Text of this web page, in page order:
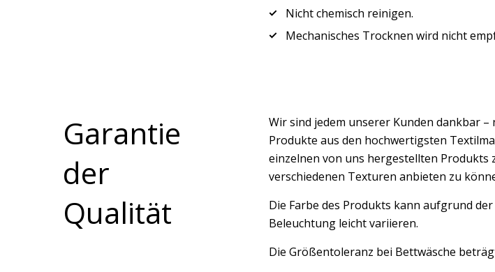
Nicht chemisch reinigen.
Mechanisches Trocknen wird nicht
Garantie
der
Qualität
Wir sind jedem unserer Kunden dankbar
Produkte aus den hochwertigsten
einzelnen von uns hergestellten Produkts
verschiedenen Texturen anbieten zu
Die Farbe des Produkts kann aufgrund
Beleuchtung leicht variieren.
Die Größentoleranz bei Bettwäsche